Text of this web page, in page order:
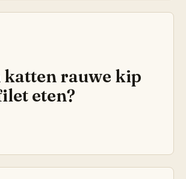
katten rauwe kip
eten?